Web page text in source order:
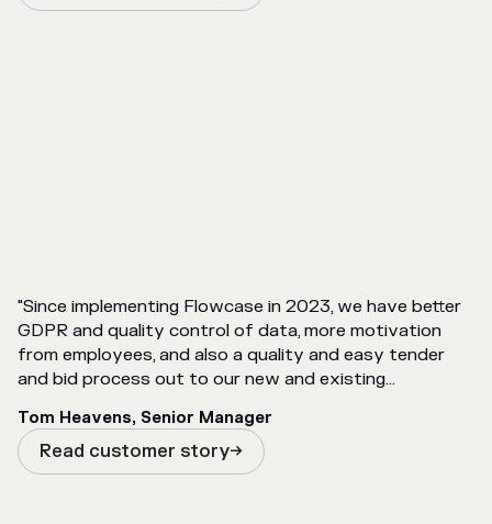
"Since implementing Flowcase in 2023, we have better
GDPR and quality control of data, more motivation
from employees, and also a quality and easy tender
and bid process out to our new and existing
their CVs regularly. By having a single intuitive platform
to use like Flowcase, this helps the employees to do
just that."
Tom Heavens, Senior Manager
Read customer story